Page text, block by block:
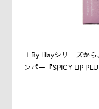
＋By lilayシリーズか
ンパー『SPICY LIP